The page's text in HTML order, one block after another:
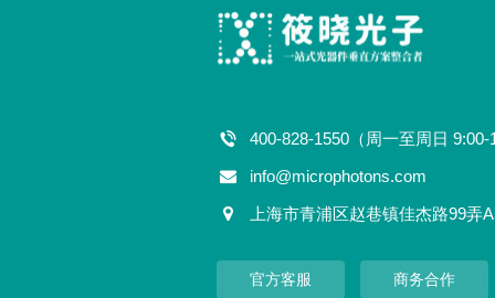
400-828-1550（周一至周日 9:00-
info@microphotons.com
上海市青浦区赵巷镇佳杰路99弄
官方客服 商务合作